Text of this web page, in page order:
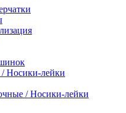
Носики-лейки
/ Носики-лейки